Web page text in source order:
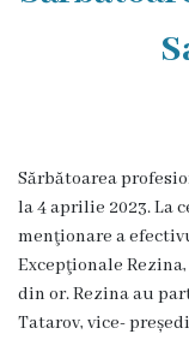
de
audiență
Primarul
Sărbătoarea
la 4 aprilie 2023. La
menţionare a
Excepţionale
din or. Rezina au
Tatarov, vice-